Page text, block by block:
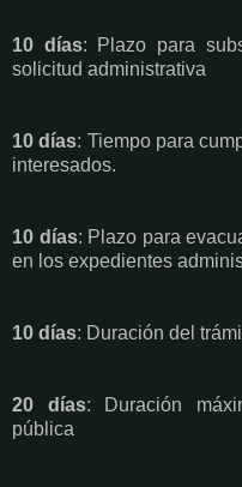
10 días: Plazo para
solicitud administrativa
10 días: Tiempo para
interesados.
10 días: Plazo para
en los expedientes
10 días: Duración del
20 días: Duración
pública